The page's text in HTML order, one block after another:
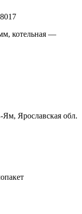
котельная —
Ярославская обл.